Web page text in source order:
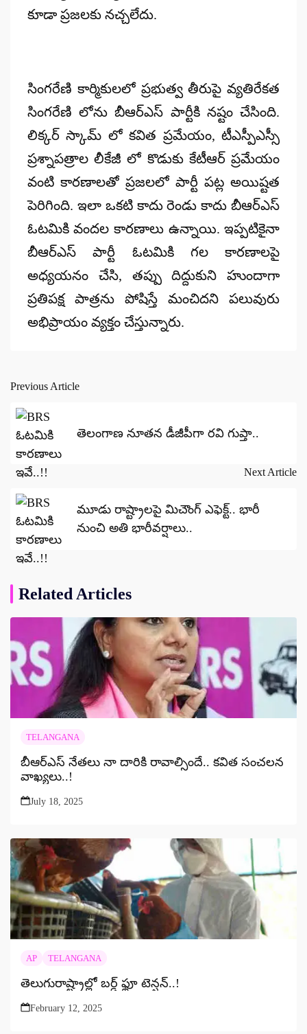
కూడా ప్రజలకు నచ్చలేదు.
సింగరేణి కార్మికులలో ప్రభుత్వ తీరుపై వ్యతిరేకత
సింగరేణి లోను బీఆర్ఎస్ పార్టీకి నష్టం చేసింది.
లిక్కర్ స్కామ్ లో కవిత ప్రమేయం, టీఎస్పీఎస్సీ
ప్రశ్నాపత్రాల లీకేజీ లో కొడుకు కేటీఆర్ ప్రమేయం
వంటి కారణాలతో ప్రజలలో పార్టీ పట్ల అయిష్టత
పెరిగింది. ఇలా ఒకటి కాదు రెండు కాదు బీఆర్ఎస్
ఓటమికి వందల కారణాలు ఉన్నాయి. ఇప్పటికైనా
బీఆర్ఎస్ పార్టీ ఓటమికి గల కారణాలపై
అధ్యయనం చేసి, తప్పు దిద్దుకుని హుందాగా
ప్రతిపక్ష పాత్రను పోషిస్తే మంచిదని పలువురు
అభిప్రాయం వ్యక్తం చేస్తున్నారు.
Post
navigation
Previous Article
తెలంగాణ నూతన డీజీపీగా రవి గుప్తా..
Next Article
మూడు రాష్ట్రాలపై మిచౌంగ్ ఎఫెక్ట్.. భారీ
నుంచి అతి భారీవర్షాలు..
Related Articles
TELANGANA
బీఆర్ఎస్ నేతలు నా దారికి రావాల్సిందే.. కవిత సంచలన
వాఖ్యలు..!
July 18, 2025
AP TELANGANA
తెలుగురాష్ట్రాల్లో బర్డ్ ఫ్లూ టెన్షన్‌..!
February 12, 2025